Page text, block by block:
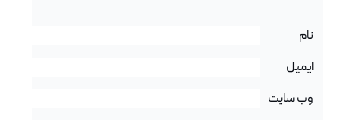
نام
ایمیل
وب‌ سایت